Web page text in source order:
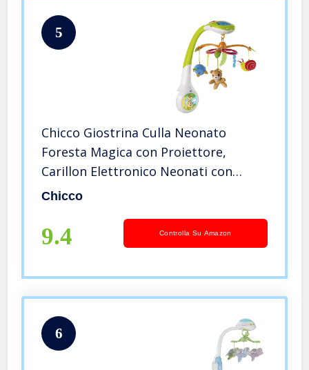
5
Chicco Giostrina Culla Neonato
Foresta Magica con Proiettore,
Carillon Elettronico Neonati con
Musica Rilassante e Proiettore Luci
Removibili, Giochi Neonato 0+ Mesi
Chicco
9.4 Controlla Su Amazon
6